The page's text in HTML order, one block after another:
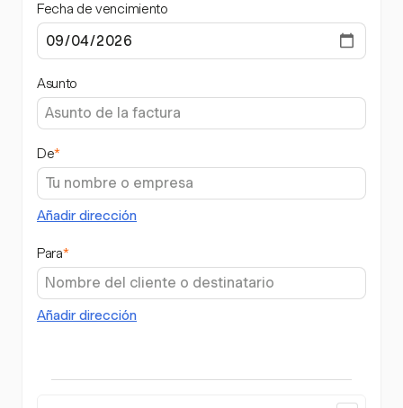
Fecha de vencimiento
Asunto
De*
Añadir dirección
Para*
Añadir dirección